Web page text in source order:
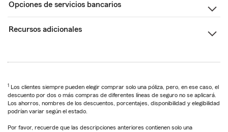
Opciones de servicios bancarios
Recursos adicionales
1 Los clientes siempre pueden elegir comprar solo una póliza, pero, en ese caso, el
descuento por dos o más compras de diferentes líneas de seguro no se aplicará.
Los ahorros, nombres de los descuentos, porcentajes, disponibilidad y elegibilidad
podrían variar según el estado.
Por favor, recuerde que las descripciones anteriores contienen solo una